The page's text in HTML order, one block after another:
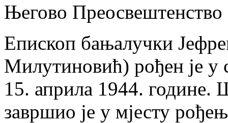
Његово
Епископ бањалучки
Милутиновић) рођен је у
15. априла 1944. године.
завршио је у мјесту